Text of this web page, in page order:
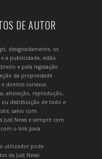
DE AUTOR
designadamente, os
e a publicidade, estão
e pela legislação
da propriedade
direitos conexos.
alteração, reprodução,
ou distribuição de todo e
salvo com
News e sempre com
com o link para
utilizador pode
da Just News